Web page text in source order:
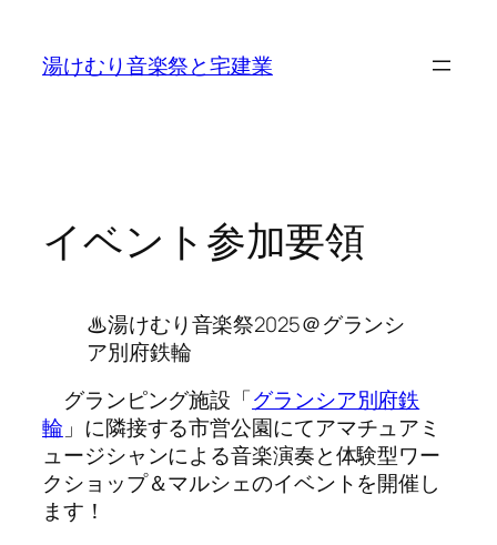
湯けむり音楽祭と宅建業
イベント参加要領
♨湯けむり音楽祭2025＠グランシ
ア別府鉄輪
グランピング施設「グランシア別府鉄
輪 」に隣接する市営公園にてアマチュアミ
ュージシャンによる音楽演奏と体験型ワー
クショップ＆マルシェのイベントを開催し
ます！